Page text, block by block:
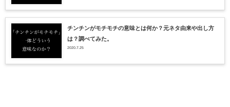
チンチンがモチモチの意味とは何か？元ネタ由来や出し方
は？調べてみた。
2020.7.25